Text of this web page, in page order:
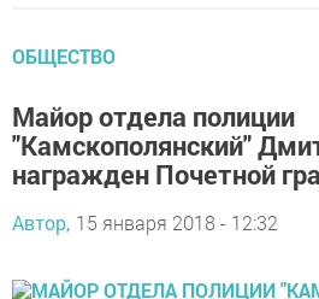
ОБЩЕСТВО
Майор отдела полиции
"Камскополянский"
награжден Почетной
Автор, 15 января 2018 - 12:32